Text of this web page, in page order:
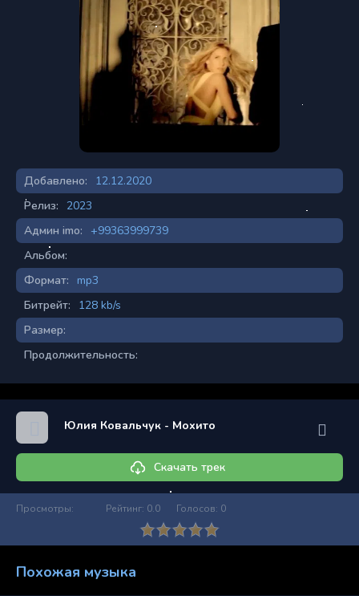
Добавлено:
12.12.2020
Релиз:
2023
Админ imo:
+99363999739
Альбом:
Формат:
mp3
Битрейт:
128 kb/s
Размер:
Продолжительность:
Юлия Ковальчук - Мохито
Скачать трек
Просмотры: Рейтинг: 0.0 Голосов: 0
Похожая музыка